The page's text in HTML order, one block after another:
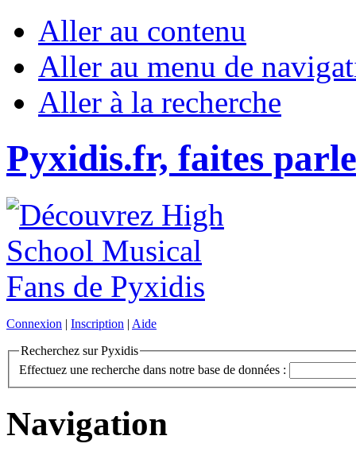
Aller au contenu
Aller au menu de
Aller à la recherche
Pyxidis.fr, faites
Connexion | Inscription | Aide
Recherchez sur Pyxidis
Effectuez une recherche dans notre base de données :
Navigation